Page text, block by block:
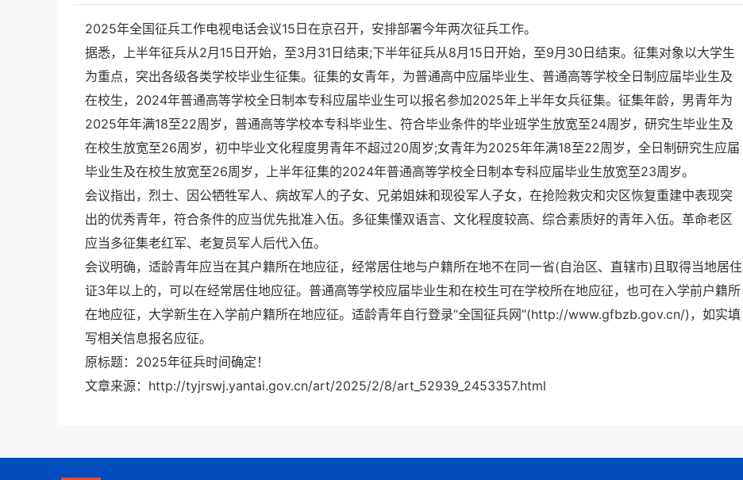
2025年全国征兵工作电视电话会议15日在京召开，安排部署今年两次征兵工作。
据悉，上半年征兵从2月15日开始，至3月31日结束;下半年征兵从8月15日开始，至9月30日结束。征集对象以大学生
为重点，突出各级各类学校毕业生征集。征集的女青年，为普通高中应届毕业生、普通高等学校全日制应届毕业生及
在校生，2024年普通高等学校全日制本专科应届毕业生可以报名参加2025年上半年女兵征集。征集年龄，男青年为
2025年年满18至22周岁，普通高等学校本专科毕业生、符合毕业条件的毕业班学生放宽至24周岁，研究生毕业生及
在校生放宽至26周岁，初中毕业文化程度男青年不超过20周岁;女青年为2025年年满18至22周岁，全日制研究生应届
毕业生及在校生放宽至26周岁，上半年征集的2024年普通高等学校全日制本专科应届毕业生放宽至23周岁。
会议指出，烈士、因公牺牲军人、病故军人的子女、兄弟姐妹和现役军人子女，在抢险救灾和灾区恢复重建中表现突
出的优秀青年，符合条件的应当优先批准入伍。多征集懂双语言、文化程度较高、综合素质好的青年入伍。革命老区
应当多征集老红军、老复员军人后代入伍。
会议明确，适龄青年应当在其户籍所在地应征，经常居住地与户籍所在地不在同一省(自治区、直辖市)且取得当地居住
证3年以上的，可以在经常居住地应征。普通高等学校应届毕业生和在校生可在学校所在地应征，也可在入学前户籍所
在地应征，大学新生在入学前户籍所在地应征。适龄青年自行登录“全国征兵网”(http://www.gfbzb.gov.cn/)，如实填
写相关信息报名应征。
原标题：2025年征兵时间确定！
文章来源：http://tyjrswj.yantai.gov.cn/art/2025/2/8/art_52939_2453357.html